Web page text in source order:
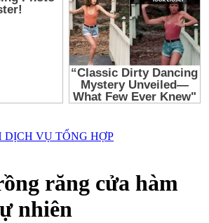
VỤ TỔNG HỢP
răng cửa hàm
nhiên